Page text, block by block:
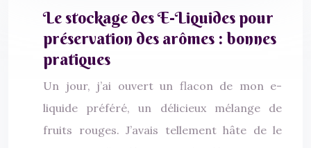
Le stockage des E-Liquides pour
préservation des arômes : bonnes
pratiques
Un jour, j’ai ouvert un flacon de mon e-
liquide préféré, un délicieux mélange de
fruits rouges. J’avais tellement hâte de le